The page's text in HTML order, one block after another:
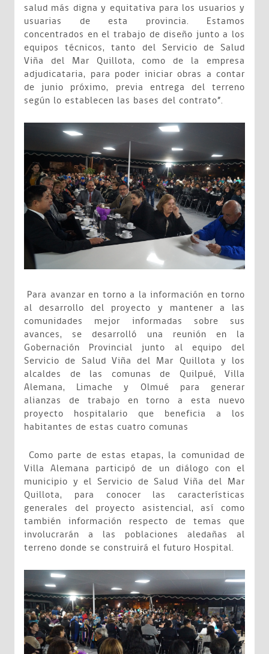
salud más digna y equitativa para los usuarios y
usuarias de esta provincia. Estamos
concentrados en el trabajo de diseño junto a los
equipos técnicos, tanto del Servicio de Salud
Viña del Mar Quillota, como de la empresa
adjudicataria, para poder iniciar obras a contar
de junio próximo, previa entrega del terreno
según lo establecen las bases del contrato”.
Para avanzar en torno a la información en torno
al desarrollo del proyecto y mantener a las
comunidades mejor informadas sobre sus
avances, se desarrolló una reunión en la
Gobernación Provincial junto al equipo del
Servicio de Salud Viña del Mar Quillota y los
alcaldes de las comunas de Quilpué, Villa
Alemana, Limache y Olmué para generar
alianzas de trabajo en torno a esta nuevo
proyecto hospitalario que beneficia a los
habitantes de estas cuatro comunas
Como parte de estas etapas, la comunidad de
Villa Alemana participó de un diálogo con el
municipio y el Servicio de Salud Viña del Mar
Quillota, para conocer las características
generales del proyecto asistencial, así como
también información respecto de temas que
involucrarán a las poblaciones aledañas al
terreno donde se construirá el futuro Hospital.